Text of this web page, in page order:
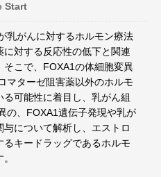
Start
乳がんに対するホルモン療法
対する反応性の低下と関連
そこで、FOXA1の体細胞変異
マターゼ阻害薬以外のホルモ
可能性に着目し、乳がん組
の、FOXA1遺伝子発現や乳が
について解析し、エストロ
キードラッグであるホルモ